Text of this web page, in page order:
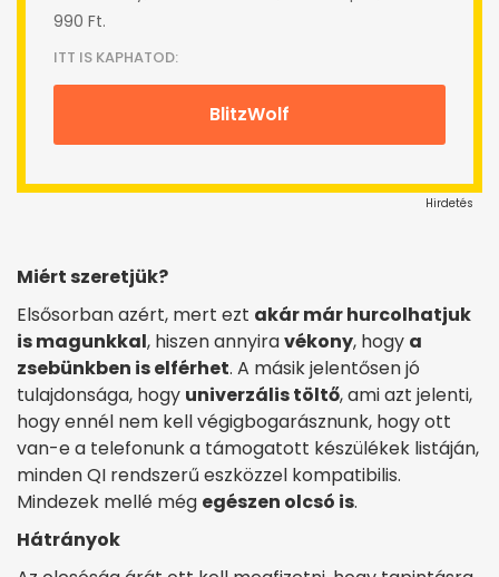
990 Ft.
ITT IS KAPHATOD:
BlitzWolf
Hirdetés
Miért szeretjük?
Elsősorban azért, mert ezt akár már hurcolhatjuk
is magunkkal, hiszen annyiravékony, hogy a
zsebünkben is elférhet. A másik jelentősen jó
tulajdonsága, hogy univerzális töltő, ami azt jelenti,
hogy ennél nem kell végigbogarásznunk, hogy ott
van-e a telefonunk a támogatott készülékek listáján,
minden QI rendszerű eszközzel kompatibilis.
Mindezek mellé még egészen olcsó is.
Hátrányok